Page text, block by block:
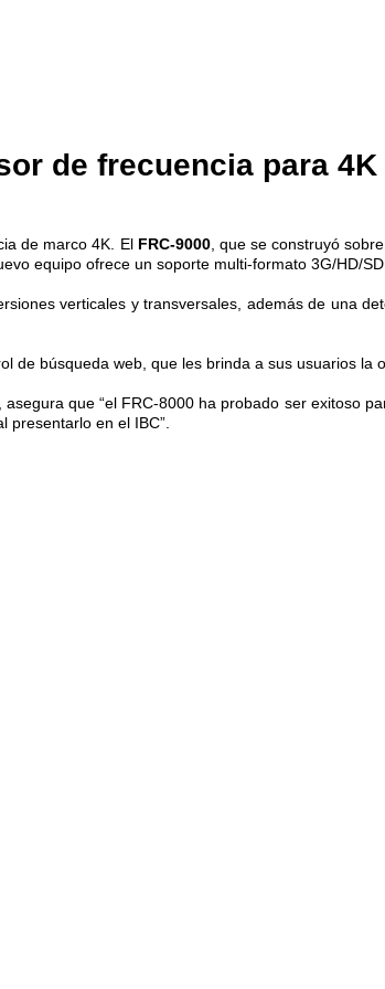
de frecuencia para 4K
de marco 4K. El FRC-9000, que se construyó
equipo ofrece un soporte multi-formato 3G/HD/
verticales y transversales, además de una
de búsqueda web, que les brinda a sus usuarios
asegura que “el FRC-8000 ha probado ser exitoso
en el IBC”.